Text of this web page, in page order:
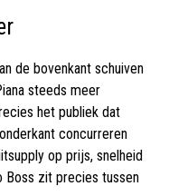
de bovenkant schuiven
steeds meer
het publiek dat
concurreren
op prijs, snelheid
Boss zit precies tussen